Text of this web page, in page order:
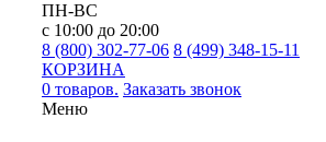
ПН-ВС
с 10:00 до 20:00
8 (800) 302-77-06 8 (499) 348-15-11
КОРЗИНА
0 товаров. Заказать звонок
Меню